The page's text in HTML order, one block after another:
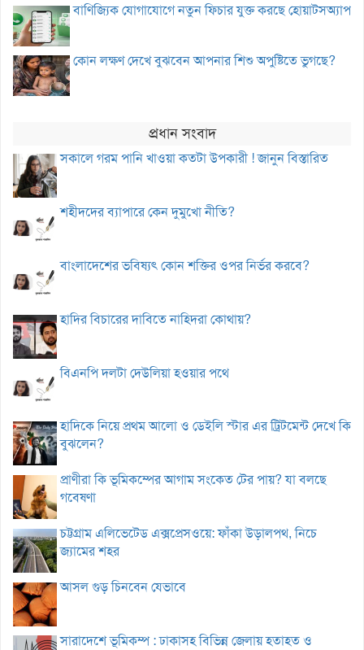
বাণিজ্যিক যোগাযোগে নতুন ফিচার যুক্ত করছে হোয়াটসঅ্যাপ
কোন লক্ষণ দেখে বুঝবেন আপনার শিশু অপুষ্টিতে ভুগছে?
প্রধান সংবাদ
সকালে গরম পানি খাওয়া কতটা উপকারী ! জানুন বিস্তারিত
শহীদদের ব্যাপারে কেন দুমুখো নীতি?
বাংলাদেশের ভবিষ্যৎ কোন শক্তির ওপর নির্ভর করবে?
হাদির বিচারের দাবিতে নাহিদরা কোথায়?
বিএনপি দলটা দেউলিয়া হওয়ার পথে
হাদিকে নিয়ে প্রথম আলো ও ডেইলি স্টার এর ট্রিটমেন্ট দেখে কি
বুঝলেন?
প্রাণীরা কি ভূমিকম্পের আগাম সংকেত টের পায়? যা বলছে
গবেষণা
চট্টগ্রাম এলিভেটেড এক্সপ্রেসওয়ে: ফাঁকা উড়ালপথ, নিচে
জ্যামের শহর
আসল গুড় চিনবেন যেভাবে
সারাদেশে ভূমিকম্প : ঢাকাসহ বিভিন্ন জেলায় হতাহত ও